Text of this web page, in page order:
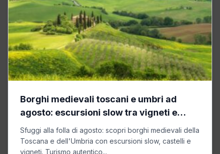
Borghi medievali toscani e umbri ad
agosto: escursioni slow tra vigneti e
castelli
Sfuggi alla folla di agosto: scopri borghi medievali della
Toscana e dell'Umbria con escursioni slow, castelli e
vigneti. Turismo autentico...